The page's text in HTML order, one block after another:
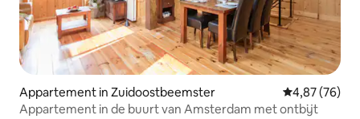
Appartement in Zuidoostbeemster Gemiddelde
4,87 (76)
Appartement in de buurt van Amsterdam met ontbijt